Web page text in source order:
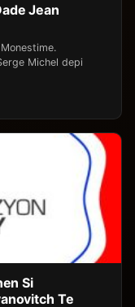
Jean
Michel depi
Si
Te